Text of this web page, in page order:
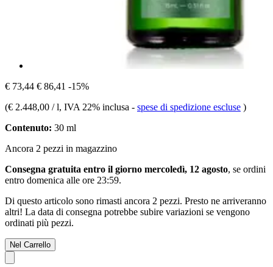
€ 73,44 € 86,41 -15%
(€ 2.448,00 / l, IVA 22% inclusa - spese di spedizione escluse )
Contenuto: 30 ml
Ancora 2 pezzi in magazzino
Consegna gratuita entro il giorno mercoledì, 12 agosto, se ordini
entro domenica alle ore 23:59.
Di questo articolo sono rimasti ancora 2 pezzi. Presto ne arriveranno
altri! La data di consegna potrebbe subire variazioni se vengono
ordinati più pezzi.
Nel Carrello